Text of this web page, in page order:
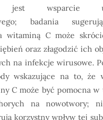
jest wsparcie
badania
witaminą C może
oraz złagodzić ich
na infekcje wirusowe.
wskazujące na to, że
C może być pomocna
na nowotwory;
korzystny wpływ tej